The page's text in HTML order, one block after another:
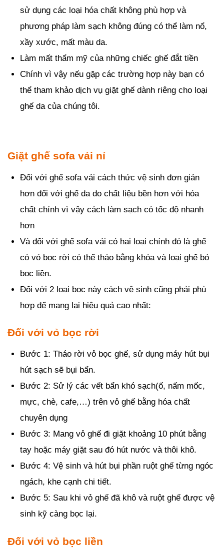
sử dụng các loại hóa chất không phù hợp và
phương pháp làm sạch không đúng có thể làm nổ,
xầy xước, mất màu da.
Làm mất thẩm mỹ của những chiếc ghế đắt tiền
Chính vì vậy nếu gặp các trường hợp này bạn có
thể tham khảo dịch vụ giặt ghế dành riêng cho loại
ghế da của chúng tôi.
Giặt ghế sofa vải nỉ
Đối với ghế sofa vải cách thức vệ sinh đơn giản
hơn đối với ghế da do chất liệu bền hơn với hóa
chất chính vì vậy cách làm sạch có tốc độ nhanh
hơn
Và đối với ghế sofa vải có hai loại chính đó là ghế
có vỏ bọc rời có thể tháo bằng khóa và loại ghế bỏ
bọc liền.
Đối với 2 loại bọc này cách vệ sinh cũng phải phù
hợp để mang lại hiệu quả cao nhất:
Đối với vỏ bọc rời
Bước 1: Tháo rời vỏ bọc ghế, sử dụng máy hút bụi
hút sạch sẽ bụi bẩn.
Bước 2: Sử lý các vết bẩn khó sạch(ố, nấm mốc,
mực, chè, cafe,…) trên vỏ ghế bằng hóa chất
chuyên dụng
Bước 3: Mang vỏ ghế đi giặt khoảng 10 phút bằng
tay hoặc máy giặt sau đó hút nước và thôi khô.
Bước 4: Vệ sinh và hút bụi phần ruột ghế từng ngóc
ngách, khe cạnh chi tiết.
Bước 5: Sau khi vỏ ghế đã khô và ruột ghế được vệ
sinh kỹ càng bọc lại.
Đối với vỏ bọc liền